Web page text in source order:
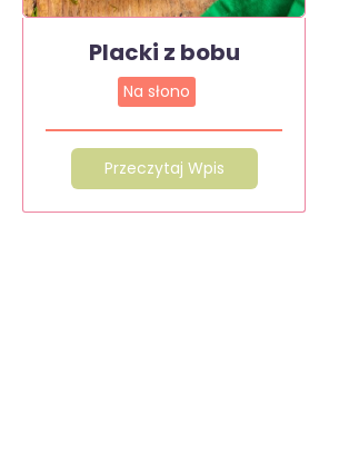
Placki z bobu
Na słono
Przeczytaj Wpis